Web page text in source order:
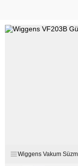
Wiggens Vakum